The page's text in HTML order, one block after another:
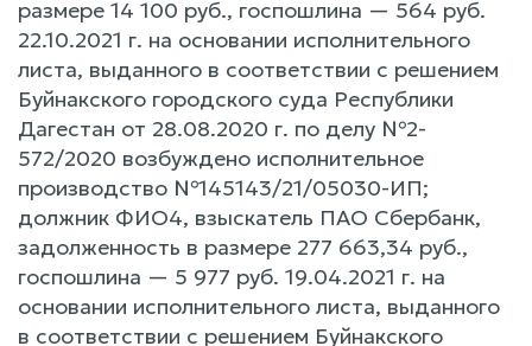
размере 14 100 руб., госпошлина — 564 руб.
22.10.2021 г. на основании исполнительного
листа, выданного в соответствии c решением
Буйнакского городского суда Республики
Дагестан от 28.08.2020 г. по делу №2-
572/2020 возбуждено исполнительное
производство №145143/21/05030-ИП;
должник ФИО4, взыскатель ПАО Сбербанк,
задолженность в размере 277 663,34 руб.,
госпошлина — 5 977 руб. 19.04.2021 г. на
основании исполнительного листа, выданного
в соответствии c решением Буйнакского